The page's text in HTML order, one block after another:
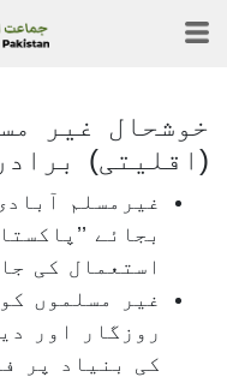
خوشحال غیر
(اقلیتی)
غیرمسلم
بجائے
استعمال کی
غیر مسلموں
روزگار اور
کی بنیاد پر